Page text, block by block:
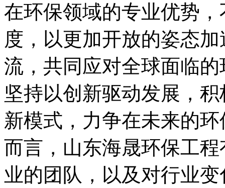
在环保领域的专业优势
度，以更加开放的姿态
流，共同应对全球面临
坚持以创新驱动发展，
新模式，力争在未来的
而言，山东海晟环保工
业的团队，以及对行业